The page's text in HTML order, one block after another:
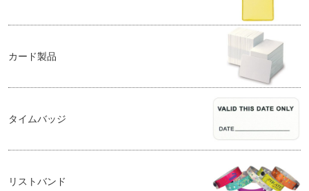
カード製品
タイムバッジ
リストバンド